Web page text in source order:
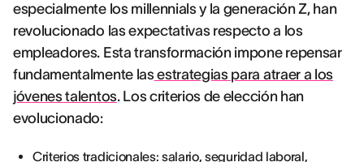
especialmente los millennials y la generación Z, han
revolucionado las expectativas respecto a los
empleadores. Esta transformación impone repensar
fundamentalmente lasestrategias para atraer a los
jóvenes talentos. Los criterios de elección han
evolucionado:
Criterios tradicionales: salario, seguridad laboral,